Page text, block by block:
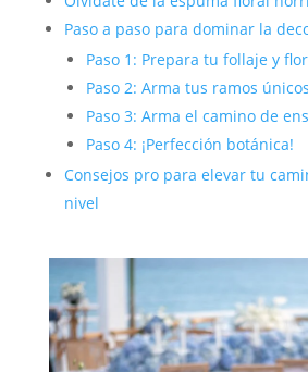
Paso a paso para dominar la
Paso 1: Prepara tu follaje y
Paso 2: Arma tus ramos únicos
Paso 3: Arma el camino de
Paso 4: ¡Perfección botánica!
Consejos pro para elevar tu
nivel